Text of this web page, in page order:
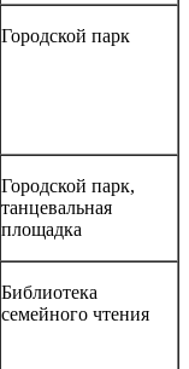
Городской парк
Городской парк,
танцевальная
площадка
Библиотека
семейного чтения